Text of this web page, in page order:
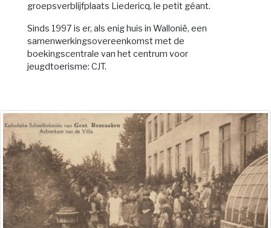
groepsverblijfplaats Liedericq, le petit géant.
Sinds 1997 is er, als enig huis in Wallonië, een
samenwerkingsovereenkomst met de
boekingscentrale van het centrum voor
jeugdtoerisme: CJT.